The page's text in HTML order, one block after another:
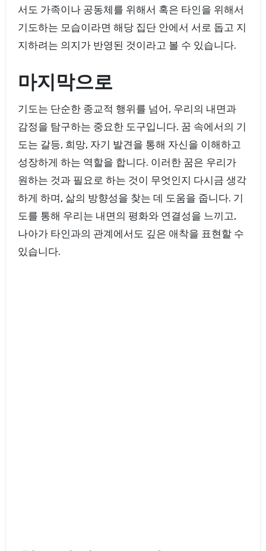
서도 가족이나 공동체를 위해서 혹은 타인을 위해서
기도하는 모습이라면 해당 집단 안에서 서로 돕고 지
지하려는 의지가 반영된 것이라고 볼 수 있습니다.
마지막으로
기도는 단순한 종교적 행위를 넘어, 우리의 내면과
감정을 탐구하는 중요한 도구입니다. 꿈 속에서의 기
도는 갈등, 희망, 자기 발견을 통해 자신을 이해하고
성장하게 하는 역할을 합니다. 이러한 꿈은 우리가
원하는 것과 필요로 하는 것이 무엇인지 다시금 생각
하게 하며, 삶의 방향성을 찾는 데 도움을 줍니다. 기
도를 통해 우리는 내면의 평화와 연결성을 느끼고,
나아가 타인과의 관계에서도 깊은 애착을 표현할 수
있습니다.